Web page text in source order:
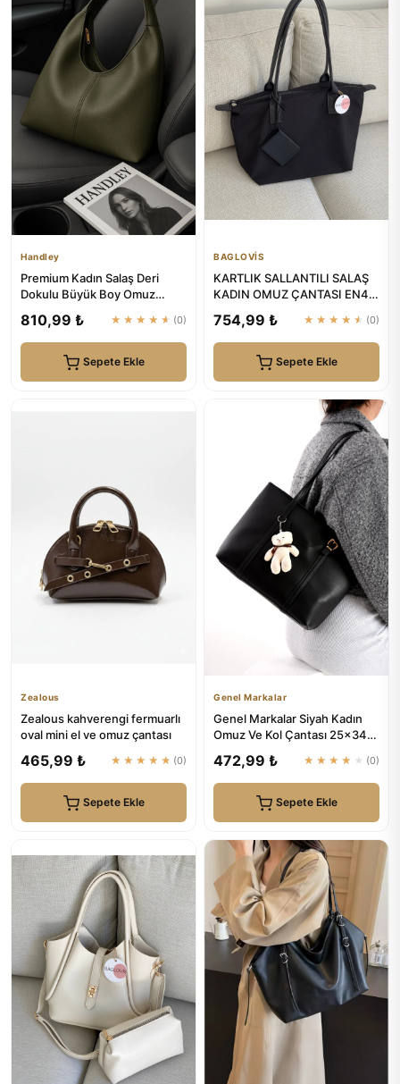
Handley
Premium Kadın Salaş Deri
Dokulu Büyük Boy Omuz
810,99 ₺ ★★★★★ (0)
Sepete Ekle
BAGLOVİS
KARTLIK SALLANTILI SALAŞ
KADIN OMUZ ÇANTASI EN42
754,99 ₺ ★★★★★ (0)
Sepete Ekle
Zealous
Zealous kahverengi fermuarlı
oval mini el ve omuz çantası
465,99 ₺ ★★★★★ (0)
Sepete Ekle
Genel Markalar
Genel Markalar Siyah Kadın
Omuz Ve Kol Çantası 25x34
472,99 ₺ ★★★★★ (0)
Sepete Ekle